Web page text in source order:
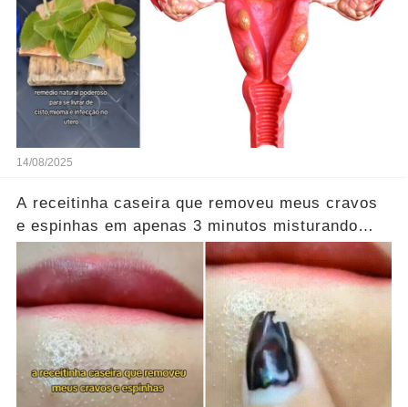
14/08/2025
A receitinha caseira que removeu meus cravos
e espinhas em apenas 3 minutos misturando
apenas esses ingredientes.